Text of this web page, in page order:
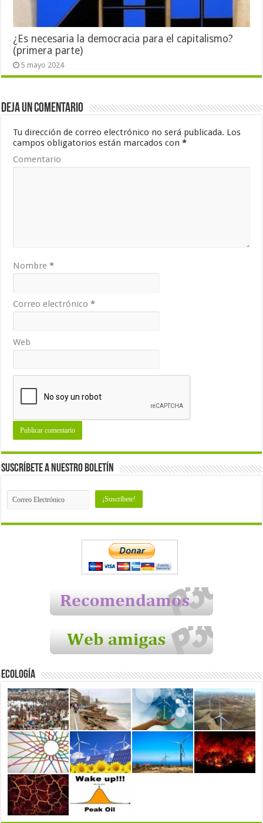
¿Es necesaria la democracia para el capitalismo?
(primera parte)
5 mayo 2024
Deja un comentario
Tu dirección de correo electrónico no será publicada. Los
campos obligatorios están marcados con*
Comentario
Nombre*
Correo electrónico*
Web
Suscríbete a nuestro Boletín
Ecología